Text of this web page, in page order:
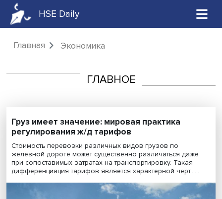
HSE Daily
Главная
Груз имеет значение: мировая практика
регулирования ж/д тарифов
Стоимость перевозки различных видов грузов по
железной дороге может существенно различаться
при сопоставимых затратах на транспортировку. Такая
дифференциация тарифов является характерной